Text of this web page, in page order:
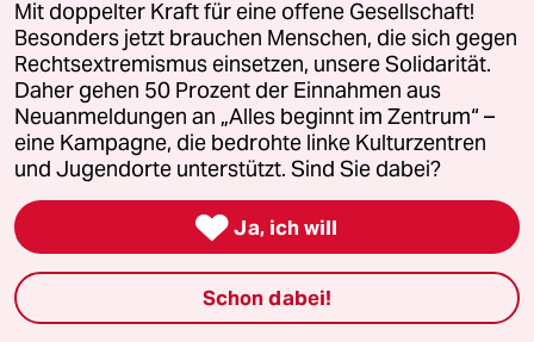
solchen Genozid klassifizieren, da der Begriff
auch nicht 1 Minute oder 3-8 Jahre
rückwirkend sein könnte.
Ist das nicht eine Verharmlosung des
Menscheitsverbrechens Völkermord an den
Juden Europas, "liebe" Bundesregierung?!
Neben der Idiotie für ein Völkerrechtssubjekt
de lege scripta und stricta Restriktionen
einzufordern die sie im eigenen Recht auch nie
erhalten könnte, da die BRD Adressat dieser
Grundrechte ist aber niemals Träger, ist es
Mit doppelter Kraft für eine offene Gesellschaft!
Besonders jetzt brauchen Menschen, die sich gegen
Rechtsextremismus einsetzen, unsere Solidarität.
Daher gehen 50 Prozent der Einnahmen aus
Neuanmeldungen an „Alles beginnt im Zentrum“ –
eine Kampagne, die bedrohte linke Kulturzentren
und Jugendorte unterstützt. Sind Sie dabei?
 Ja, ich will
Schon dabei!